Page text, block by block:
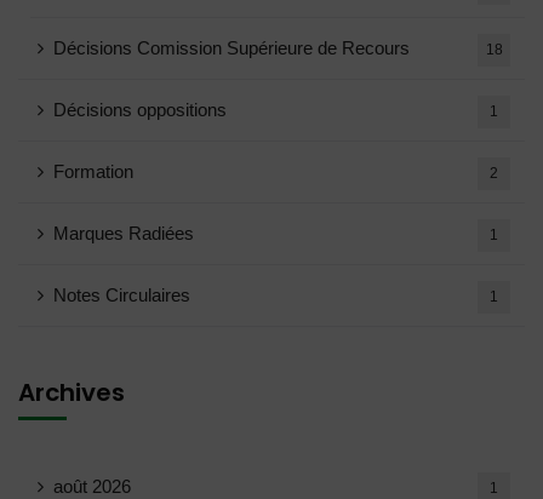
Décisions Comission Supérieure de Recours 18
Décisions oppositions 1
Formation 2
Marques Radiées 1
Notes Circulaires 1
Archives
août 2026 1